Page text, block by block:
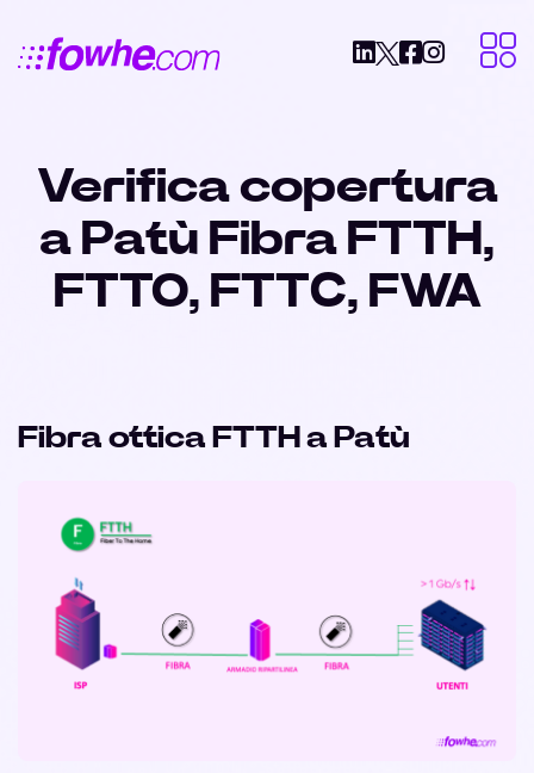
Verifica copertura
a Patù Fibra FTTH,
FTTO, FTTC, FWA
Fibra ottica FTTH a Patù